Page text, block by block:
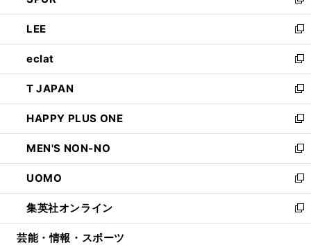
開
く
ウ
で
開
く
ン
ド
ウ
で
開
く
ウ
ィ
ン
ド
ウ
で
開
く
し
い
ウ
ィ
ン
ド
ウ
で
開
く
LEE
新
し
い
ウ
ィ
ン
ド
ウ
で
開
く
eclat
新
し
い
ウ
ィ
ン
ド
ウ
で
開
く
T JAPAN
新
し
い
ウ
ィ
ン
ド
ウ
で
開
HAPPY PLUS ONE
新
し
い
ウ
ィ
ン
ド
ウ
MEN'S NON-NO
新
し
い
ウ
ィ
ン
UOMO
新
し
い
ウ
集英社オンライン
新
し
芸能・情報・スポーツ